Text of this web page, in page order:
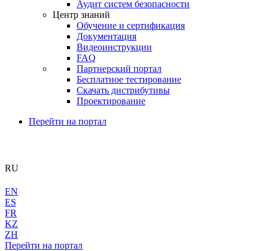
Аудит систем безопасности
Центр знаний
Обучение и сертификация
Документация
Видеоинструкции
FAQ
Партнерский портал
Бесплатное тестирование
Скачать дистрибутивы
Проектирование
Перейти на портал
RU
EN
ES
FR
KZ
ZH
Перейти на портал